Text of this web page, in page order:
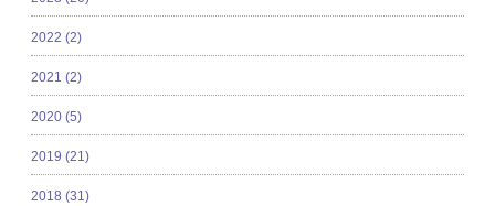
2022 (2)
2021 (2)
2020 (5)
2019 (21)
2018 (31)